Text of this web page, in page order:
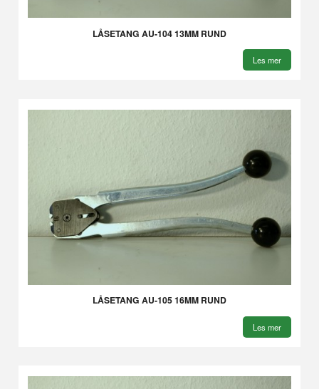
LÅSETANG AU-104 13MM RUND
Les mer
LÅSETANG AU-105 16MM RUND
Les mer